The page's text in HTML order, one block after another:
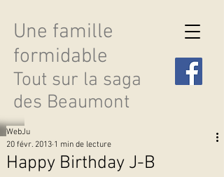
Une famille
formidable
Tout sur la saga
des Beaumont
Happy Birthday J-B
WebJu
20 févr. 2013 1 min de lecture